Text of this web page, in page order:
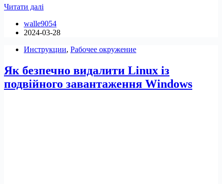
Читати далі
–
запуск
та
Windows
в
Linux
walle9054
2024-03-28
Инструкции, Рабочее окружение
Як безпечно видалити Linux із
подвійного завантаження Windows